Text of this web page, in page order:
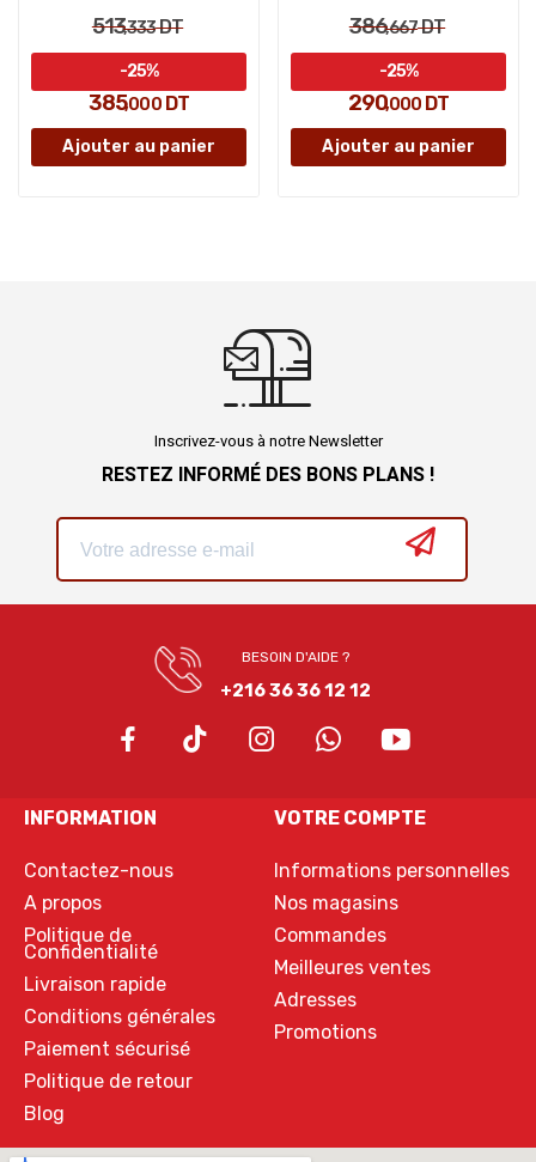
513,333DT
385,000DT
-25%
Ajouter au panier
386,667DT
290,000 DT
-25%
Ajouter au panier
Inscrivez-vous à notre Newsletter
RESTEZ INFORMÉ DES BONS PLANS !
BESOIN D'AIDE ?
+216 36 36 12 12
INFORMATION
Contactez-nous
A propos
Politique de
Confidentialité
Livraison rapide
Conditions générales
Paiement sécurisé
Politique de retour
Blog
VOTRE COMPTE
Informations personnelles
Nos magasins
Commandes
Meilleures ventes
Adresses
Promotions